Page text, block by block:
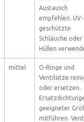
Austausch
empfehlen. UV-
geschützte
Schläuche oder
Hüllen
mittel
O-Ringe und
Ventilsitze
oder ersetzen.
geeigneter
mitführen.